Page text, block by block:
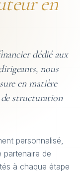
dédié aux
nous
en matière
de structuration
personnalisé,
partenaire de
à chaque étape